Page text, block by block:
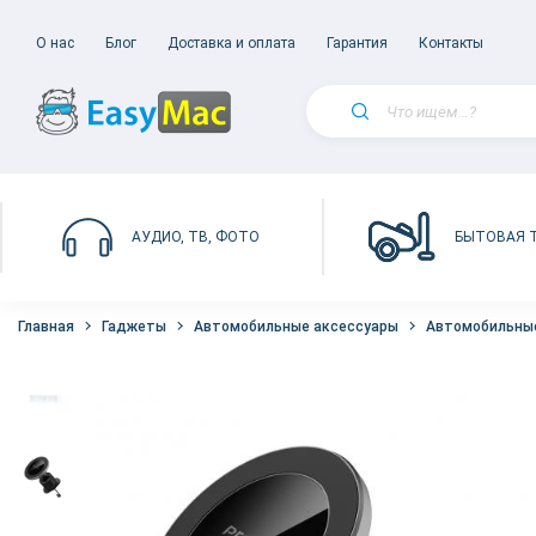
О нас Блог Доставка и оплата Гарантия Контакты
АУДИО, ТВ, ФОТО БЫТОВАЯ
Главная Гаджеты Автомобильные аксессуары